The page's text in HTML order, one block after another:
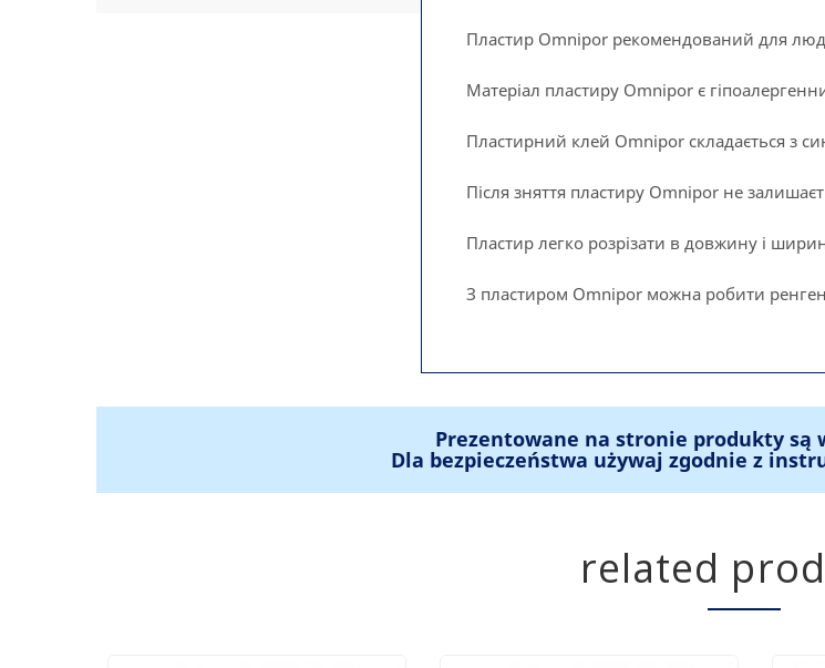
Пластир Оmnipor рекомендований для
Матеріал пластиру Оmnipor є
Пластирний клей Оmnipor складається з
Після зняття пластиру Оmnipor не
Пластир легко розрізати в довжину і
З пластиром Оmnipor можна робити
Prezentowane na stronie produkty są
Dla bezpieczeństwa używaj zgodnie z
related